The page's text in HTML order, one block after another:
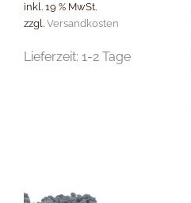
inkl. 19 % MwSt.
zzgl. Versandkosten
Lieferzeit: 1-2 Tage